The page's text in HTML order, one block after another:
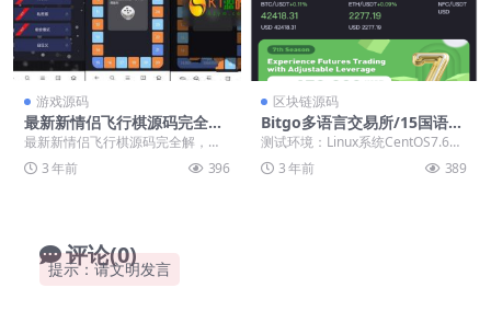
游戏源码
最新新情侣飞行棋源码完全解
+搭建教程
最新新情侣飞行棋源码完全解，以
前发的js代码部分有加密甚至塞进
了很多广告，这次全...
3 年前 396
区块链源码
Bitgo多语言交易所/15国语言
交易所/合约交易+期权交易
前端wap编译后/带搭建教程
测试环境：Linux系统CentOS7.6、
宝塔、PHP7.2、MySQL5.6...
3 年前 389
评论(0)
提示：请文明发言